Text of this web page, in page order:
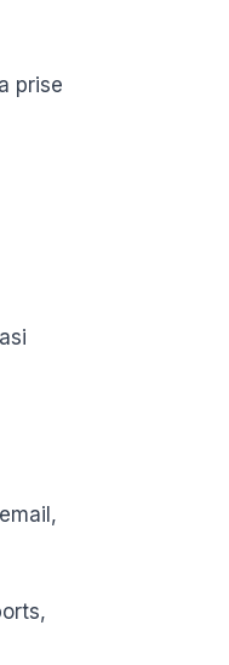
prise